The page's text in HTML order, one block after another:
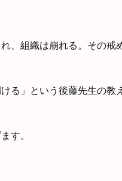
、組織は崩れる。その戒
る」という後藤先生の教
す。